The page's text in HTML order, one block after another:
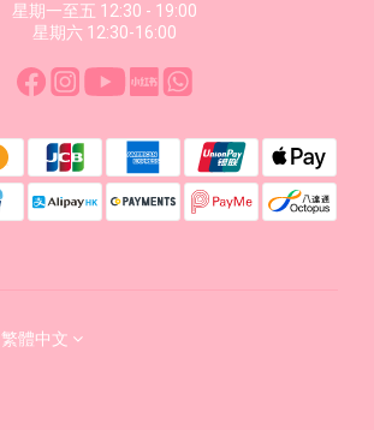
星期一至五 12:30 - 19:00
星期六 12:30-16:00
繁體中文